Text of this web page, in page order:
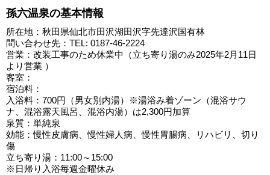
孫六温泉の基本情報
所在地：秋田県仙北市田沢湖田沢字先達沢国有林
問い合わせ先：TEL: 0187-46-2224
営業：改装工事のため休業中（立ち寄り湯のみ2025年2月11日
より営業 ）
客室：
宿泊料：
入浴料：700円（男女別内湯）※湯浴み着ゾーン（混浴サウ
ナ、混浴露天風呂、混浴内湯）は2,300円加算
泉質：単純泉
効能：慢性皮膚病、慢性婦人病、慢性胃腸病、リハビリ、切り
傷
立ち寄り湯：11:00～15:00
※日帰り入浴毎週金曜休み